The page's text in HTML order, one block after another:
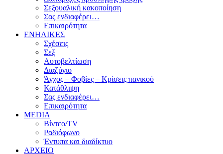
Σεξουαλική κακοποίηση
Σας ενδιαφέρει…
Επικαιρότητα
ΕΝΗΛΙΚΕΣ
Σχέσεις
Σεξ
Αυτοβελτίωση
Διαζύγιο
Άγχος – Φοβίες – Κρίσεις πανικού
Κατάθλιψη
Σας ενδιαφέρει…
Επικαιρότητα
MEDIA
Βίντεο/TV
Ραδιόφωνο
Έντυπα και διαδίκτυο
ΑΡΧΕΙΟ